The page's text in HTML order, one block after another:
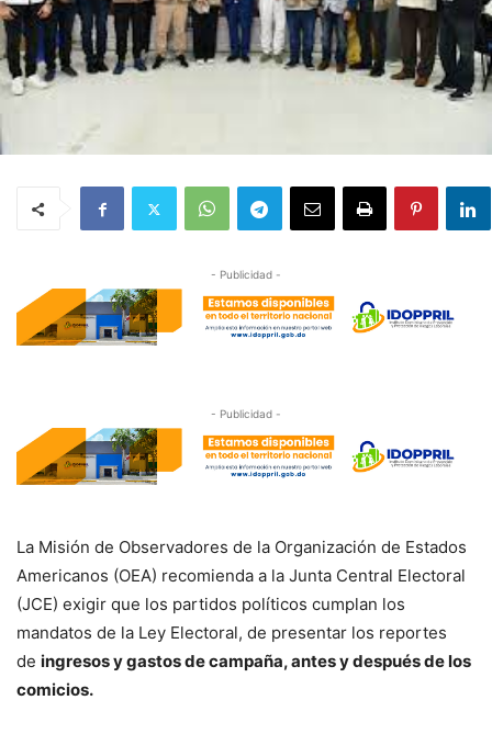
- Publicidad -
- Publicidad -
La Misión de Observadores de la Organización de Estados
Americanos (OEA) recomienda a la Junta Central Electoral
(JCE) exigir que los partidos políticos cumplan los
mandatos de la Ley Electoral, de presentar los reportes
de ingresos y gastos de campaña, antes y después de los
comicios.